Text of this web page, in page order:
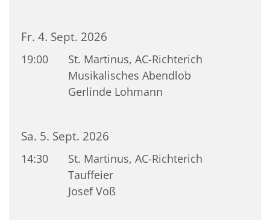
Fr. 4. Sept. 2026
19:00
St. Martinus, AC-Richterich
Musikalisches Abendlob
Gerlinde Lohmann
Sa. 5. Sept. 2026
14:30
St. Martinus, AC-Richterich
Tauffeier
Josef Voß